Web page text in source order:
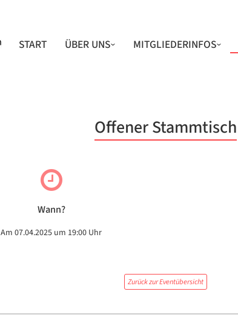
NAVIGATION
START ÜBER UNS
BEFREUNDETE VEREINE
MITGLIEDERINFOS
Offener Stammtisch
Wann?
Am 07.04.2025 um 19:00 Uhr
Zurück zur Eventübersicht